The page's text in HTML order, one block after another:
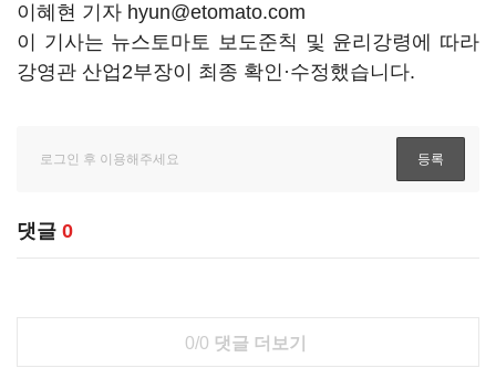
이혜현 기자 hyun@etomato.com
이 기사는 뉴스토마토 보도준칙 및 윤리강령에 따라
강영관 산업2부장이 최종 확인·수정했습니다.
댓글 0
0/0 댓글 더보기